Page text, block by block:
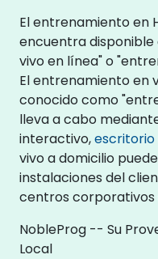
El entrenamiento en
encuentra
vivo en línea" o
El entrenamiento en
conocido como
lleva a cabo
interactivo,
vivo a domicilio
instalaciones del
centros corporativos
NobleProg -- Su
Local